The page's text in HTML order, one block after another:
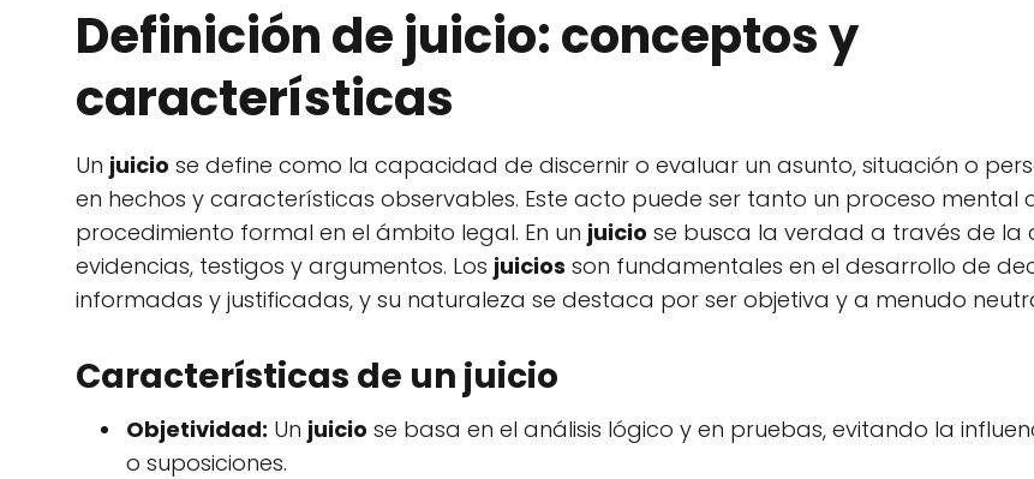
Definición de juicio: conceptos y
características
Un juicio se define como la capacidad de discernir o evaluar un asunto, situación o
en hechos y características observables. Este acto puede ser tanto un proceso mental
procedimiento formal en el ámbito legal. En un juicio se busca la verdad a través de la
evidencias, testigos y argumentos. Los juicios son fundamentales en el desarrollo de
informadas y justificadas, y su naturaleza se destaca por ser objetiva y a menudo
Características de un juicio
Objetividad: Un juicio se basa en el análisis lógico y en pruebas, evitando la
o suposiciones.